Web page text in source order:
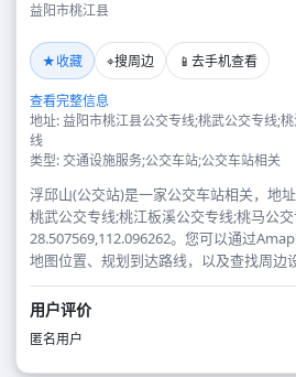
益阳市桃江县
★收藏 ⌖搜周边 📱 去手机查看
查看完整信息
地址: 益阳市桃江县公交专线;桃武公交专线;
线
类型: 交通设施服务;公交车站;公交车站相关
浮邱山(公交站)是一家公交车站相关，地
桃武公交专线;桃江板溪公交专线;桃马公交
28.507569,112.096262。您可以通过
地图位置、规划到达路线，以及查找周边
用户评价
匿名用户